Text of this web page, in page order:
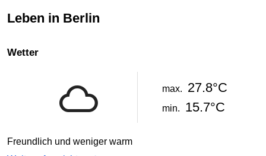
Leben in Berlin
Wetter
max. 27.8°C
min. 15.7°C
Freundlich und weniger warm